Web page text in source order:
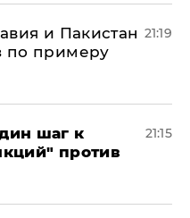
и Пакистан
по примеру
21:19
шаг к
против
21:15